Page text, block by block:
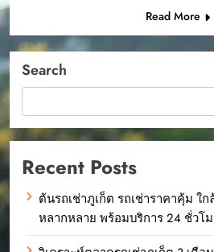
Read More
Search
Recent Posts
ต้นรถเช่าภูเก็ต รถเช่าราคาคุ้ม ใ
หลากหลาย พร้อมบริการ 24 ชั่วโ